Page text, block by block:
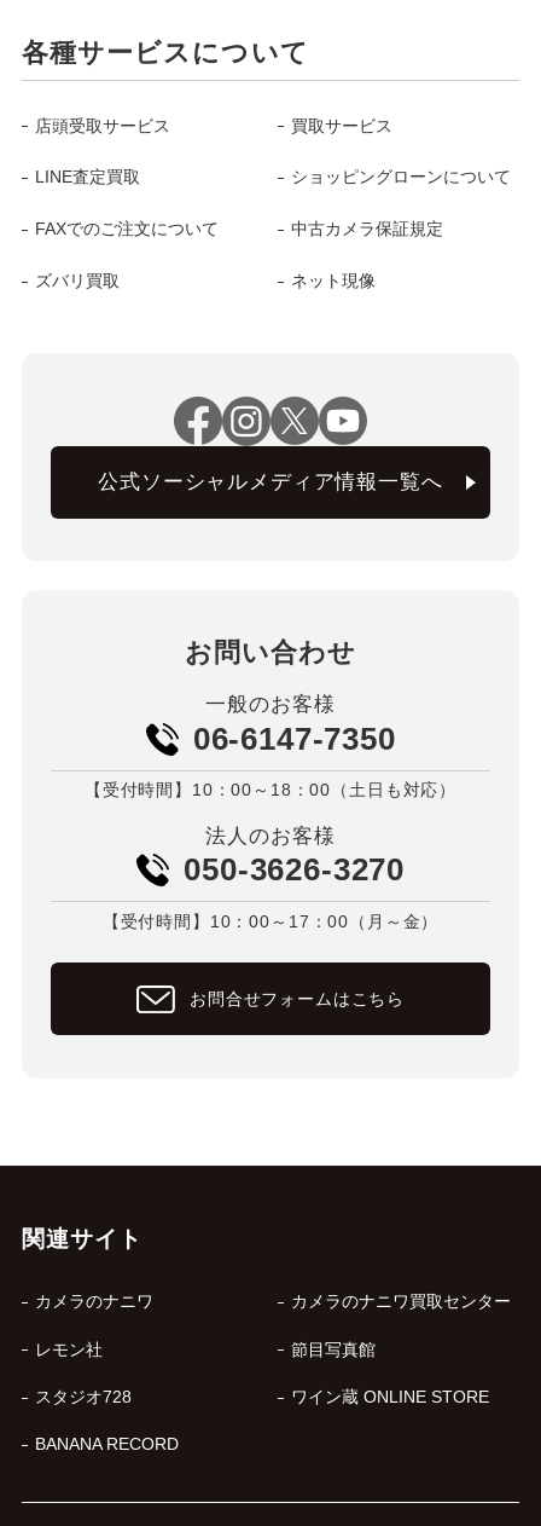
各種サービスについて
店頭受取サービス 買取サービス
LINE査定買取 ショッピングローンについて
FAXでのご注文について 中古カメラ保証規定
ズバリ買取 ネット現像
公式ソーシャルメディア情報一覧へ
お問い合わせ
一般のお客様
06-6147-7350
【受付時間】10：00～18：00（土日も対応）
法人のお客様
050-3626-3270
【受付時間】10：00～17：00（月～金）
お問合せフォームはこちら
関連サイト
カメラのナニワ カメラのナニワ買取センター
レモン社 節目写真館
スタジオ728 ワイン蔵 ONLINE STORE
BANANA RECORD